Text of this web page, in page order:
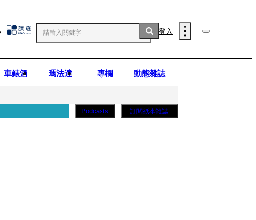
登入
車錶酒 瑪法達 專欄
動態雜誌
Podcasts 訂閱紙本雜誌